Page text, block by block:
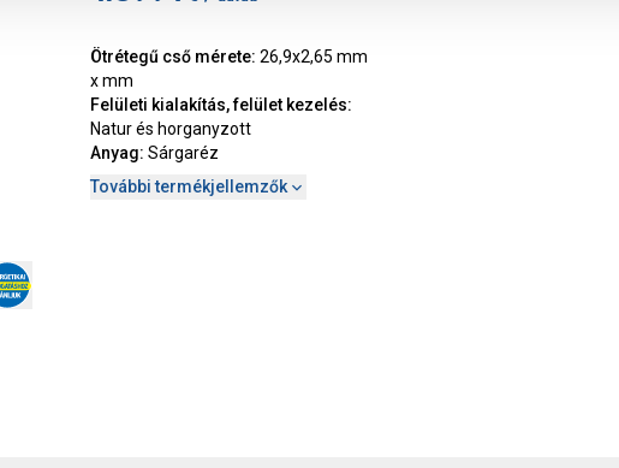
Ötrétegű cső mérete: 26,9x2,65 mm
x mm
Felületi kialakítás, felület kezelés:
Natur és horganyzott
Anyag: Sárgaréz
További termékjellemzők